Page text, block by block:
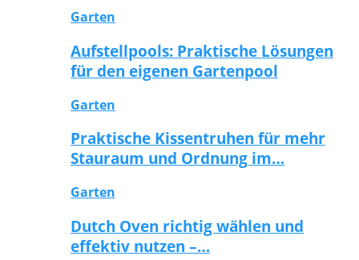
Garten
Aufstellpools: Praktische Lösungen
für den eigenen Gartenpool
Garten
Praktische Kissentruhen für mehr
Stauraum und Ordnung im…
Garten
Dutch Oven richtig wählen und
effektiv nutzen –…